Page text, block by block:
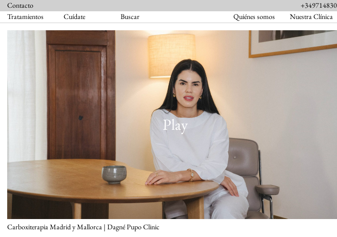
Contacto
Tratamientos
Cuídate Buscar Quiénes somos Nuestra Clínica
Carboxiterapia Madrid y Mallorca | Dagné Pupo Clinic